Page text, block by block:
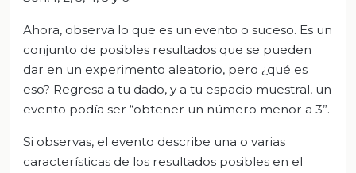
Ahora, observa lo que es un evento o suceso. Es un
conjunto de posibles resultados que se pueden
dar en un experimento aleatorio, pero ¿qué es
eso? Regresa a tu dado, y a tu espacio muestral, un
evento podía ser “obtener un número menor a 3”.
Si observas, el evento describe una o varias
características de los resultados posibles en el